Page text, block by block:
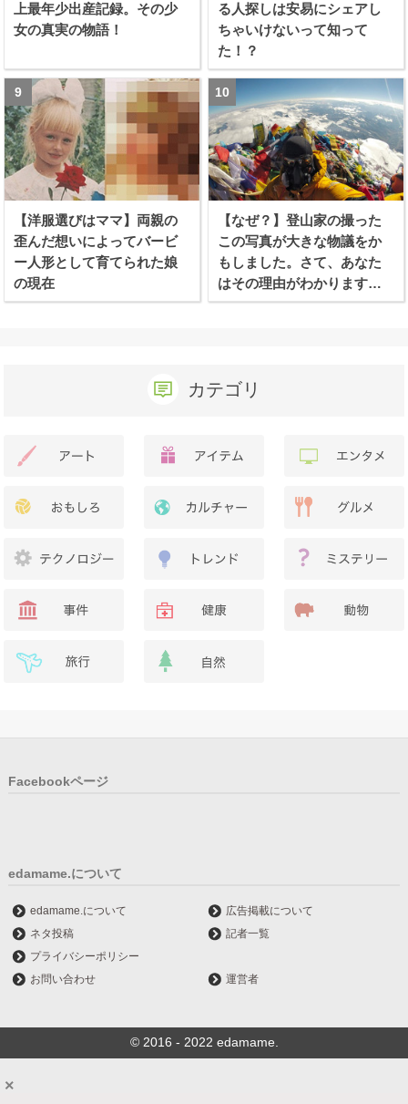
上最年少出産記録。その少
女の真実の物語！
る人探しは安易にシェアし
ちゃいけないって知って
た！？
【洋服選びはママ】両親の
歪んだ想いによってバービ
ー人形として育てられた娘
の現在
【なぜ？】登山家の撮った
この写真が大きな物議をか
もしました。さて、あなた
はその理由がわかります
か？
カテゴリ
Facebookページ
edamame.について
edamame.について
広告掲載について
ネタ投稿
記者一覧
プライバシーポリシー
お問い合わせ
運営者
© 2016 - 2022 edamame.
×